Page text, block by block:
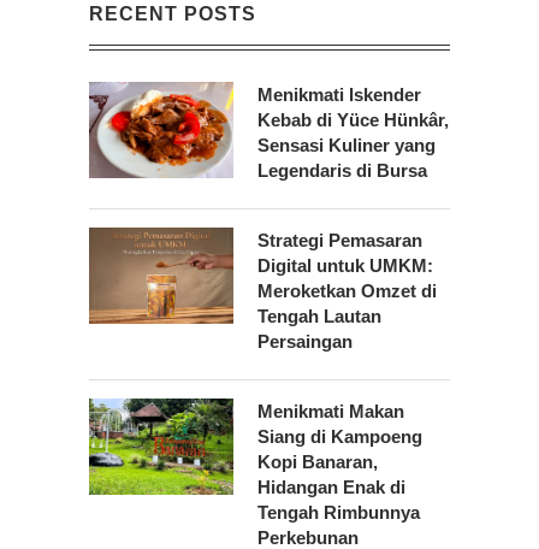
RECENT POSTS
Menikmati Iskender
Kebab di Yüce Hünkâr,
Sensasi Kuliner yang
Legendaris di Bursa
Strategi Pemasaran
Digital untuk UMKM:
Meroketkan Omzet di
Tengah Lautan
Persaingan
Menikmati Makan
Siang di Kampoeng
Kopi Banaran,
Hidangan Enak di
Tengah Rimbunnya
Perkebunan